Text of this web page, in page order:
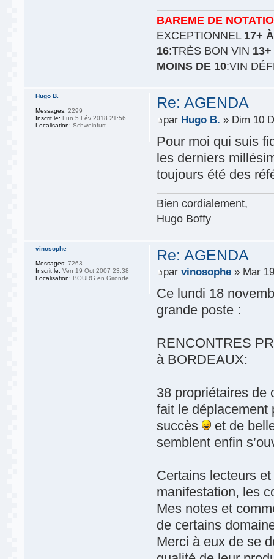
BAREME DE
EXCEPTIONNEL 17+
16:TRÈS BON VIN
MOINS DE 10:VIN
Re: AGENDA
par Hugo B. » Dim 10
Pour moi qui suis
les derniers
toujours été des
Bien cordialement,
Hugo Boffy
Hugo B.
Messages: 2299
Inscrit le: Lun 5 Fév 2018 21:56
Localisation: Schweinfurt
Re: AGENDA
parvinosophe » Mar
Ce lundi 18
grande poste :
RENCONTRES
à BORDEAUX:
38 propriétaires de
fait le déplacement
succès
et de
semblent enfin
Certains lecteurs
manifestation, les
Mes notes et
de certains
Merci à eux de se
vinosophe
Messages: 7263
Inscrit le: Ven 19 Oct 2007 23:38
Localisation: BOURG en Gironde